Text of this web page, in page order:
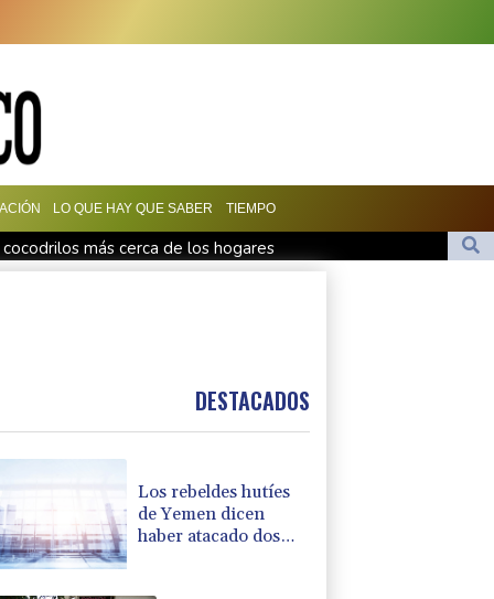
LO QUE HAY QUE SABER TIEMPO
más cerca de los hogares
con disculpas y "pleno apoyo" a Infantino
sauditas
DESTACADOS
Los rebeldes hutíes
de Yemen dicen
haber atacado dos